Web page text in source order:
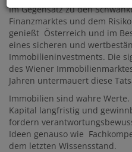
Im Gegensatz zu den
Finanzmarktes und dem
genießt Österreich und im
eines sicheren und
Immobilieninvestments. Die
des Wiener
Jahren untermauert diese
Immobilien sind wahre
Kapital langfristig und
fordern
Ideen genauso wie
dem letzten Wissensstand.